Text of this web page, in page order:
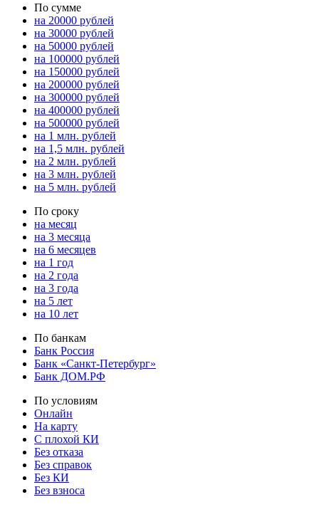
По сумме
на 20000 рублей
на 30000 рублей
на 50000 рублей
на 100000 рублей
на 150000 рублей
на 200000 рублей
на 300000 рублей
на 400000 рублей
на 500000 рублей
на 1 млн. рублей
на 1,5 млн. рублей
на 2 млн. рублей
на 3 млн. рублей
на 5 млн. рублей
По сроку
на месяц
на 3 месяца
на 6 месяцев
на 1 год
на 2 года
на 3 года
на 5 лет
на 10 лет
По банкам
Банк Россия
Банк «Санкт-Петербург»
Банк ДОМ.РФ
По условиям
Онлайн
На карту
С плохой КИ
Без отказа
Без справок
Без КИ
Без взноса